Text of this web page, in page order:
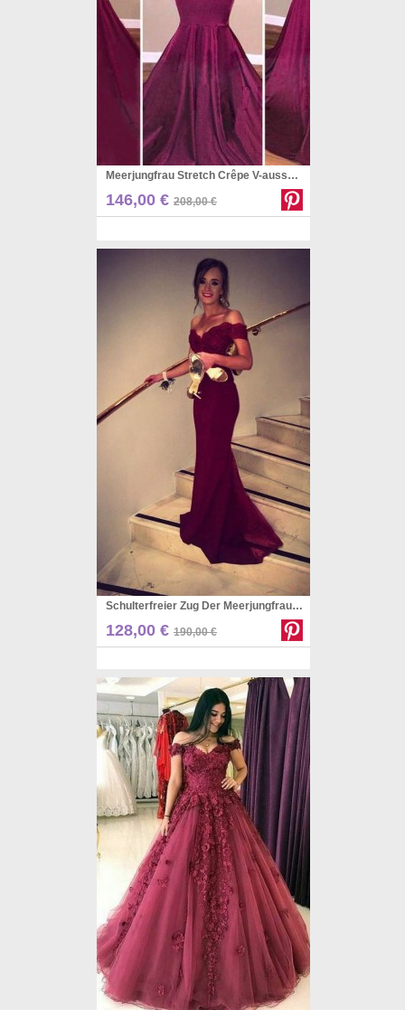
Meerjungfrau Stretch Crêpe V-ausschnitt Zug Mit Applikation Kleid JTCv6863
146,00 € 208,00 €
Pinterest
Schulterfreier Zug Der Meerjungfrau Mit Perlenkleid JTCv3513
128,00 € 190,00 €
Pinterest